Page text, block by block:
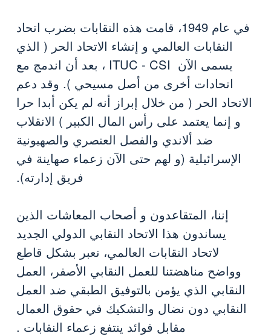
في عام 1949، قامت هذه النقابات بضرب اتحاد
النقابات العالمي و إنشاء الاتحاد الحر ( الذي
يسمى الآن ITUC - CSI ، بعد أن اندمج مع
اتحادات أخرى من أصل مسيحي ). وقد دعم
الاتحاد الحر ( من خلال إبراز أنه لم يكن أبدا حرا
و إنما يعتمد على رأس المال الكبير ) الانقلاب
ضد ألاندي والفصل العنصري والصهيونية
الإسرائيلية (و لهم حتى الآن زعماء صهاينة في
فريق إدارته).
إننا، المتقاعدون و أصحاب المعاشات الذين
يساندون هذا الاتحاد النقابي الدولي الجديد
لاتحاد النقابات العالمي، نعبر بشكل قاطع
وواضح مناهضتنا للعمل النقابي الأصفر، العمل
النقابي الذي يؤمن بالتوفيق الطبقي ضد العمل
النقابي دون نضال والتشكيك في حقوق العمال
مقابل فوائد ينتفع زعماء النقابات .